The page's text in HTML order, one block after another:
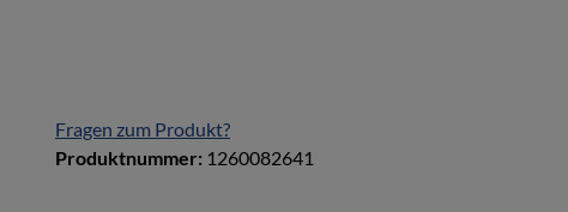
Fragen zum Produkt?
Produktnummer: 1260082641